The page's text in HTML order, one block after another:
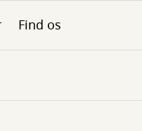
Find os